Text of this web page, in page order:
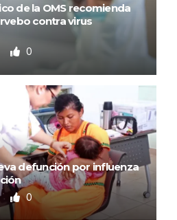
de la OMS recomienda
contra virus
0
defunción por influenza
0